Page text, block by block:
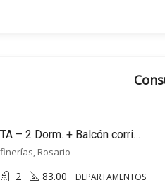
Departamento EN VENTA – 2 Dorm. + Balcón corrido – Av. Avellaneda 400, Rosario
Rosario
2 83.00 DEPARTAMENTOS